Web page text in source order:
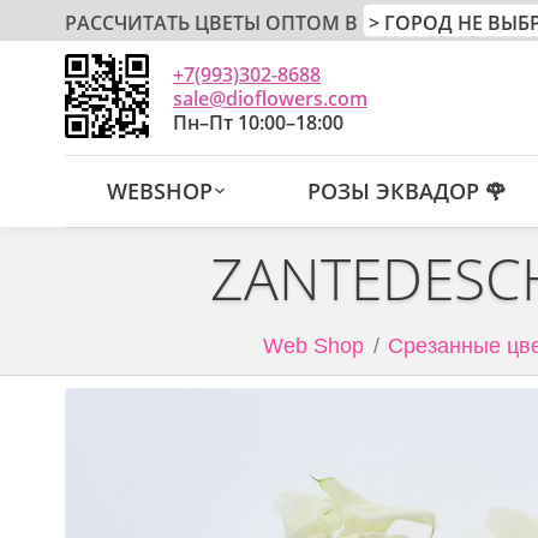
РАССЧИТАТЬ ЦВЕТЫ ОПТОМ В
+7(993)302-8688
sale@dioflowers.com
Пн–Пт 10:00–18:00
WEBSHOP РОЗЫ ЭКВАДОР 🌹
Web Shop Срезанные